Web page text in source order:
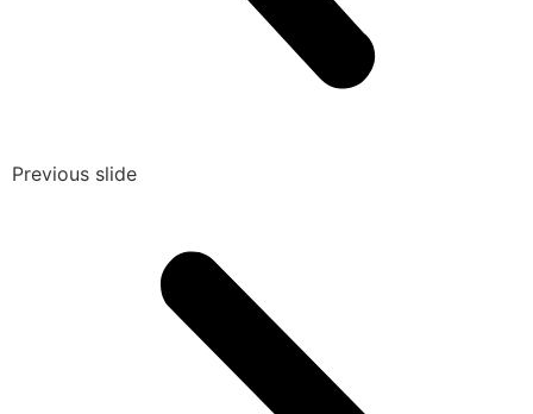
Previous slide